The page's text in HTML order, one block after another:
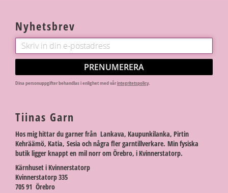
Nyhetsbrev
PRENUMERERA
Dina personuppgifter behandlas i enlighet med vårintegritetspolicy.
Tiinas Garn
Hos mig hittar du garner från Lankava, Kaupunkilanka, Pirtin
Kehräämö, Katia, Sesia och några fler garntillverkare. Min fysiska
butik ligger knappt en mil norr om Örebro, i Kvinnerstatorp.
Kärnhuset i Kvinnerstatorp
Kvinnerstatorp 335
705 91 Örebro